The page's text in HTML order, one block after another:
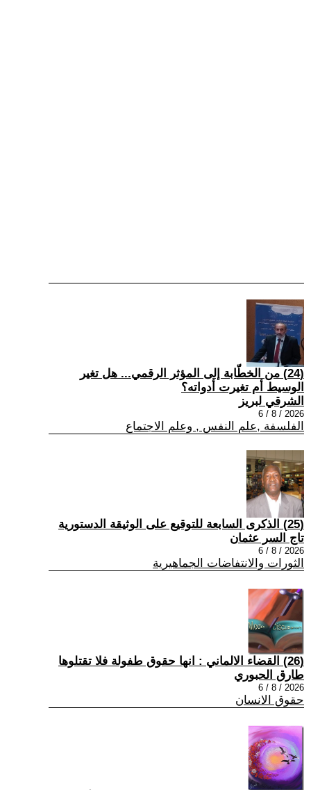
(24) من الخطّابة إلى المؤثر الرقمي... هل تغير
الوسيط أم تغيرت أدواته؟
الشرقي لبريز
2026 / 8 / 6
الفلسفة ,علم النفس , وعلم الاجتماع
(25) الذكرى السابعة للتوقيع على الوثيقة الدستورية
تاج السر عثمان
2026 / 8 / 6
الثورات والانتفاضات الجماهيرية
(26) القضاء الالماني : انها حقوق طفولة فلا تقتلوها
طارق الحبوري
2026 / 8 / 6
حقوق الانسان